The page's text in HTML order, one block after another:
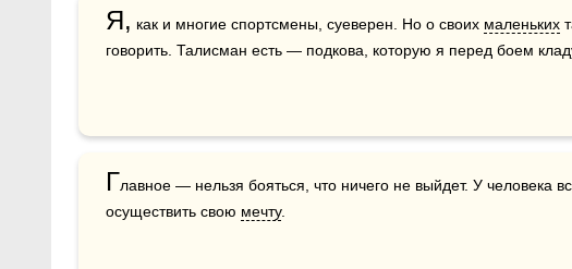
Я, как и многие спортсмены, суеверен. Но о своих маленьких
говорить. Талисман есть — подкова, которую я перед боем
Главное — нельзя бояться, что ничего не выйдет. У человека
осуществить свою мечту.